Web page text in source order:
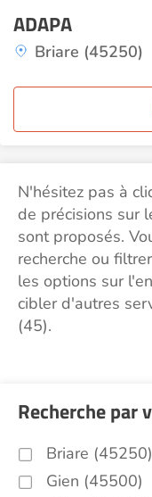
ADAPA
Briare (45250)
N'hésitez pas à
de précisions sur
sont proposés.
recherche ou
les options sur
cibler d'autres
(45).
Recherche par
Briare (45250)
Gien (45500)